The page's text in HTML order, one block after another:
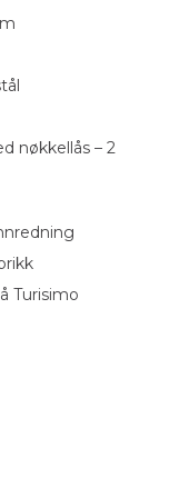
nøkkellås – 2
Turisimo